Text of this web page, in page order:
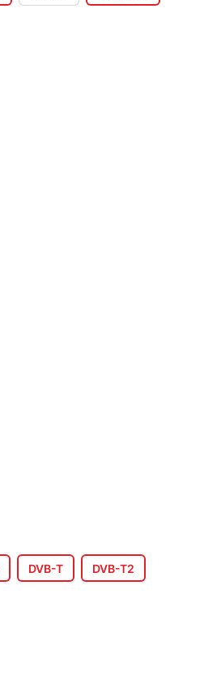
DVB-T DVB-T2